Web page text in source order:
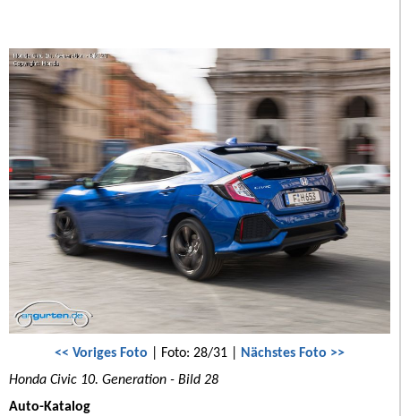
<< Voriges Foto | Foto: 28/31 | Nächstes Foto >>
Honda Civic 10. Generation - Bild 28
Auto-Katalog